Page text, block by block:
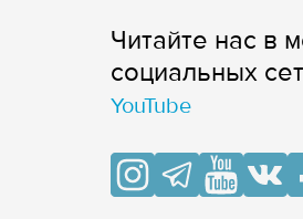
Читайте нас в
cоциальных
YouTube